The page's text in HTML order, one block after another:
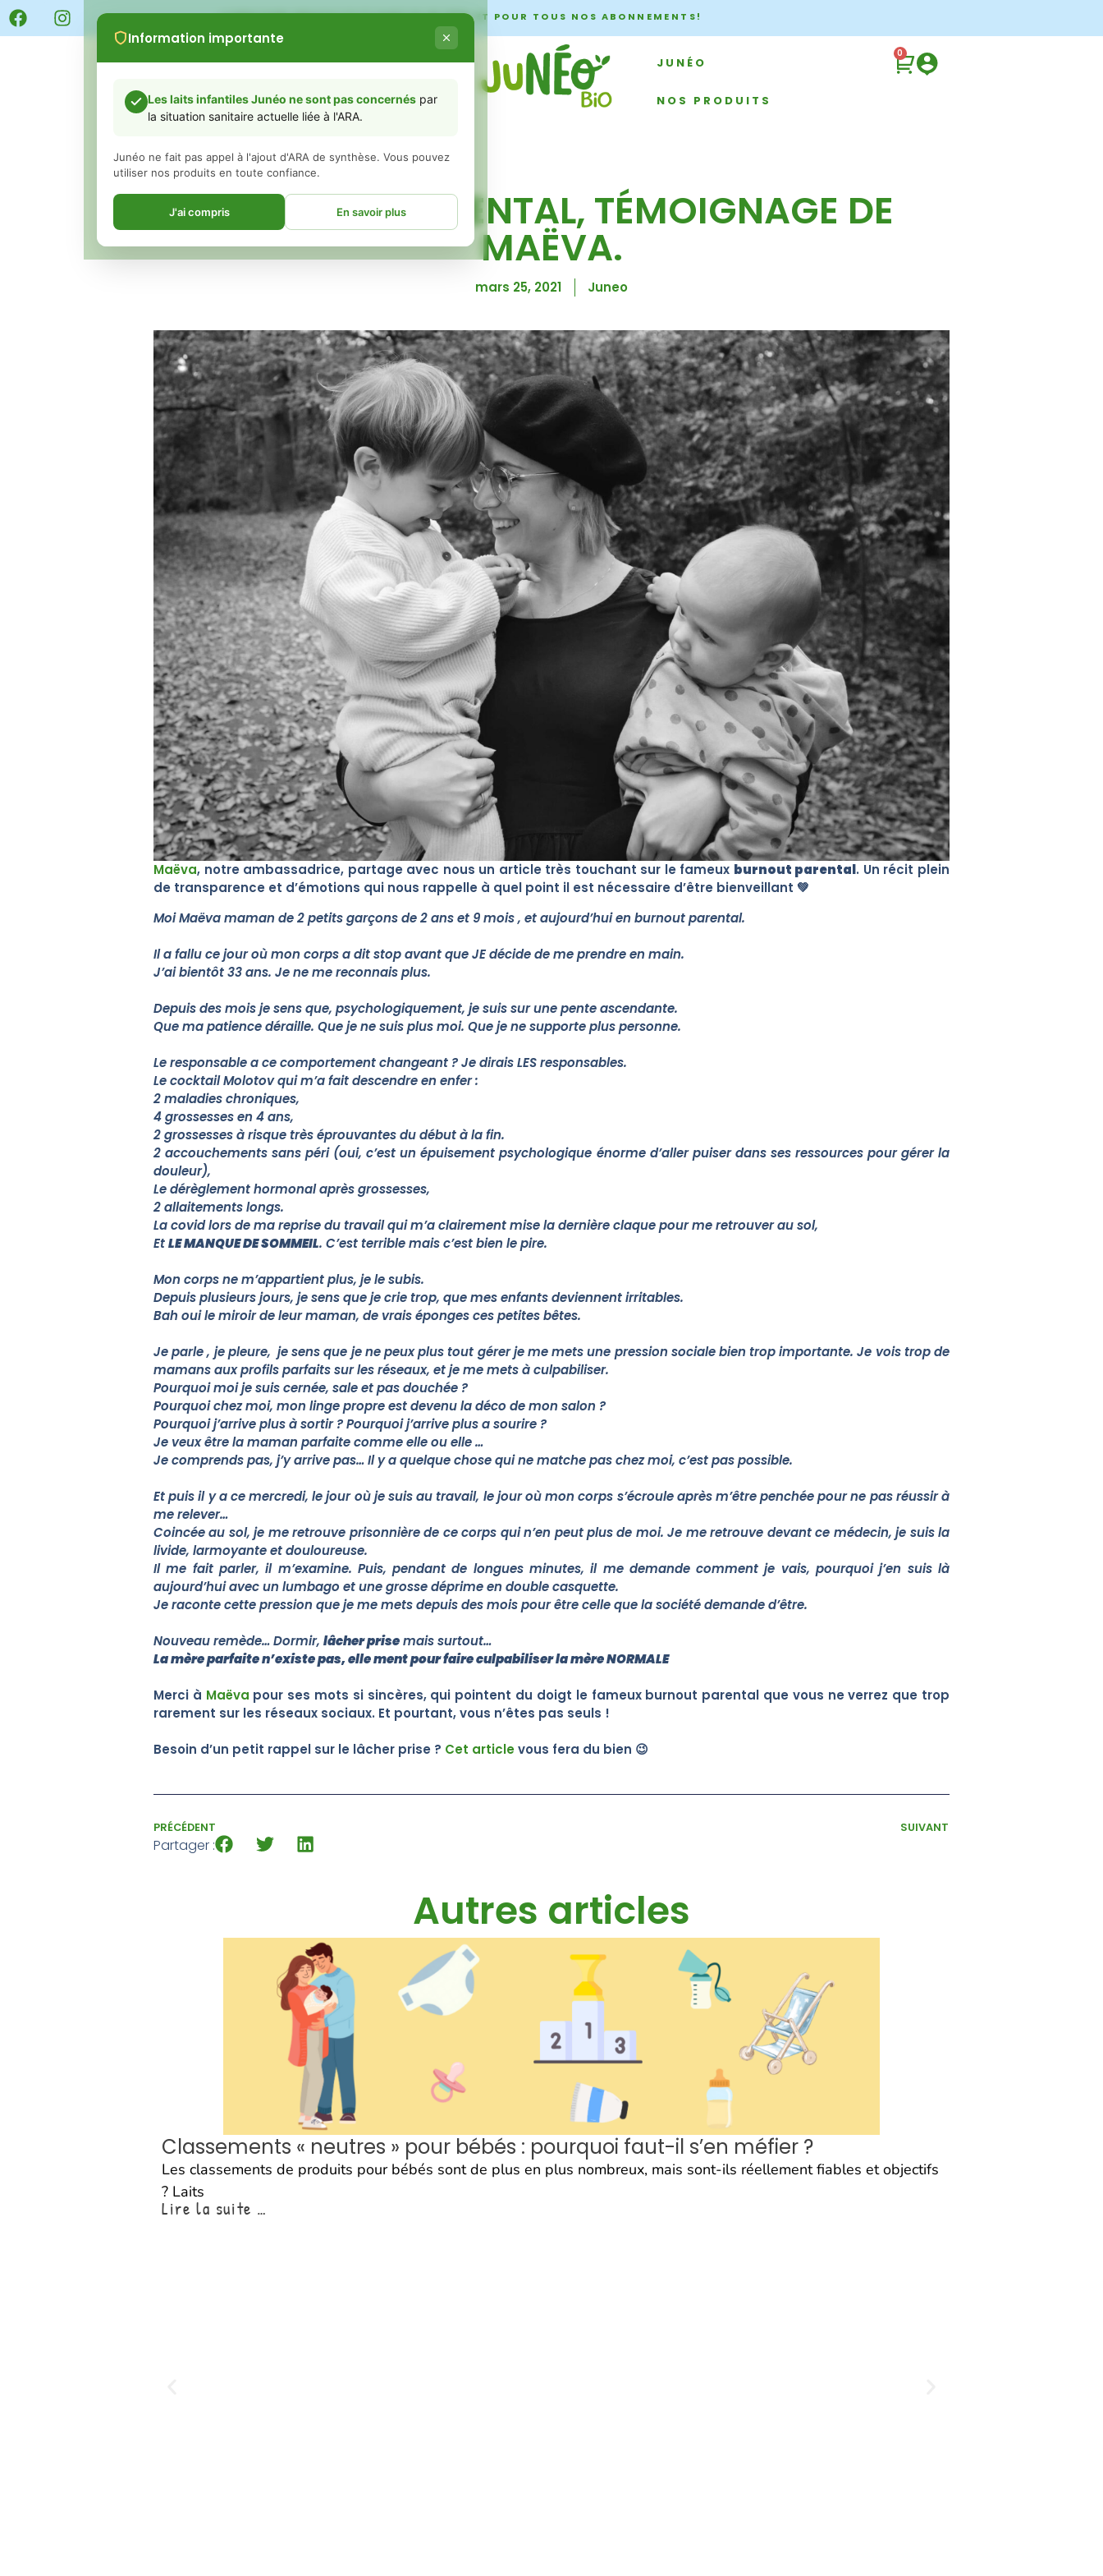
Information importante
Les laits infantiles Junéo ne sont pas concernés par
la situation sanitaire actuelle liée à l'ARA.
Junéo ne fait pas appel à l'ajout d'ARA de synthèse. Vous pouvez
utiliser nos produits en toute confiance.
J'ai compris En savoir plus
ingrédient appelé ARA (acide arachidonique).
Nous souhaitons avant tout vous rassurer :
les laits infantiles Junéo ne sont pas concernés par la situation
actuellement évoquée.
Les événements récents liés à la présence de céréulide dans
certains ingrédients à base d'ARA ne concernent en aucun cas les
laits infantiles Junéo, ceux-ci ne faisant pas appel à l'ajout d'ARA
de synthèse.
Les laits Junéo ne sont donc pas concernés par les retraits-
rappels en cours et peuvent être utilisés en toute confiance.
Dès la conception de ses formules, Junéo a fait le choix de ne pas
ajouter d'ARA de synthèse dans ses laits infantiles. Il s'agit d'un
choix nutritionnel, scientifique et technique, conforme à la
réglementation européenne en vigueur.
La sécurité de votre bébé et la qualité de nos produits sont au
cœur de nos engagements. Les laits infantiles Junéo sont
élaborés dans le strict respect des exigences réglementaires
européennes et font l'objet de contrôles rigoureux tout au long de
leur fabrication.
Notre équipe reste bien entendu à votre écoute pour répondre à
vos questions.
Nous vous remercions de votre confiance.
— Emilie et Antoine, fondateurs de JUNÉO
LIVRAISON GRATUITE À PARTIR DE 60€ ET POUR TOUS NOS ABONNEMENTS!
BOUTIQUE
JUNÉO
NOS PRODUITS
0
BURNOUT PARENTAL, TÉMOIGNAGE DE
MAËVA.
mars 25, 2021 Juneo
Maëva, notre ambassadrice, partage avec nous un article très touchant sur le fameux burnout parental. Un récit plein
de transparence et d’émotions qui nous rappelle à quel point il est nécessaire d’être bienveillant 💚
Moi Maëva maman de 2 petits garçons de 2 ans et 9 mois , et aujourd’hui en burnout parental.
Il a fallu ce jour où mon corps a dit stop avant que JE décide de me prendre en main.
J’ai bientôt 33 ans. Je ne me reconnais plus.
Depuis des mois je sens que, psychologiquement, je suis sur une pente ascendante.
Que ma patience déraille. Que je ne suis plus moi. Que je ne supporte plus personne.
Le responsable a ce comportement changeant ? Je dirais LES responsables.
Le cocktail Molotov qui m’a fait descendre en enfer :
2 maladies chroniques,
4 grossesses en 4 ans,
2 grossesses à risque très éprouvantes du début à la fin.
2 accouchements sans péri (oui, c’est un épuisement psychologique énorme d’aller puiser dans ses ressources pour gérer la
douleur),
Le dérèglement hormonal après grossesses,
2 allaitements longs.
La covid lors de ma reprise du travail qui m’a clairement mise la dernière claque pour me retrouver au sol,
EtLE MANQUE DE SOMMEIL. C’est terrible mais c’est bien le pire.
Mon corps ne m’appartient plus, je le subis.
Depuis plusieurs jours, je sens que je crie trop, que mes enfants deviennent irritables.
Bah oui le miroir de leur maman, de vrais éponges ces petites bêtes.
Je parle , je pleure, je sens que je ne peux plus tout gérer je me mets une pression sociale bien trop importante. Je vois trop de
mamans aux profils parfaits sur les réseaux, et je me mets à culpabiliser.
Pourquoi moi je suis cernée, sale et pas douchée ?
Pourquoi chez moi, mon linge propre est devenu la déco de mon salon ?
Pourquoi j’arrive plus à sortir ? Pourquoi j’arrive plus a sourire ?
Je veux être la maman parfaite comme elle ou elle …
Je comprends pas, j’y arrive pas… Il y a quelque chose qui ne matche pas chez moi, c’est pas possible.
Et puis il y a ce mercredi, le jour où je suis au travail, le jour où mon corps s’écroule après m’être penchée pour ne pas réussir à
me relever…
Coincée au sol, je me retrouve prisonnière de ce corps qui n’en peut plus de moi. Je me retrouve devant ce médecin, je suis la
livide, larmoyante et douloureuse.
Il me fait parler, il m’examine. Puis, pendant de longues minutes, il me demande comment je vais, pourquoi j’en suis là
aujourd’hui avec un lumbago et une grosse déprime en double casquette.
Je raconte cette pression que je me mets depuis des mois pour être celle que la société demande d’être.
Nouveau remède… Dormir, lâcher prisemais surtout…
La mère parfaite n’existe pas, elle ment pour faire culpabiliser la mère NORMALE
Merci à Maëva pour ses mots si sincères, qui pointent du doigt le fameux burnout parental que vous ne verrez que trop
rarement sur les réseaux sociaux. Et pourtant, vous n’êtes pas seuls !
Besoin d’un petit rappel sur le lâcher prise ? Cet articlevous fera du bien 😉
PRÉCÉDENT SUIVANT
Partager :
Autres articles
Classements « neutres » pour bébés : pourquoi faut-il s’en méfier ?
Les classements de produits pour bébés sont de plus en plus nombreux, mais sont-ils réellement fiables et objectifs
? Laits
Lire la suite …